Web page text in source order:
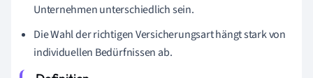
Unternehmen unterschiedlich sein.
Die Wahl der richtigen Versicherungsart hängt stark von
individuellen Bedürfnissen ab.